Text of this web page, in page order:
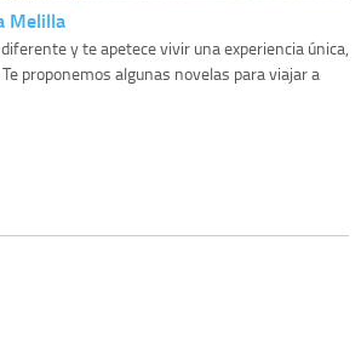
Melilla
y te apetece vivir una experiencia única,
proponemos algunas novelas para viajar a